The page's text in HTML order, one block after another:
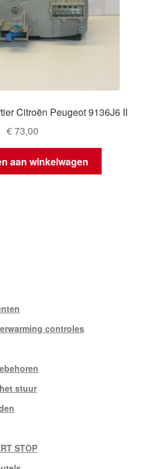
Citroën Peugeot 9136J6 II
€73,00
aan winkelwagen
controles
stuur
STOP